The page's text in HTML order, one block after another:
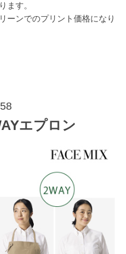
ます。
ーンでのプリント価格になり
エプロン